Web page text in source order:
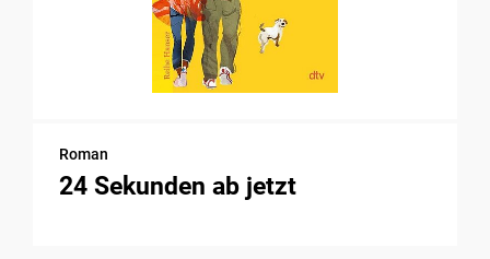
Roman
24 Sekunden ab jetzt